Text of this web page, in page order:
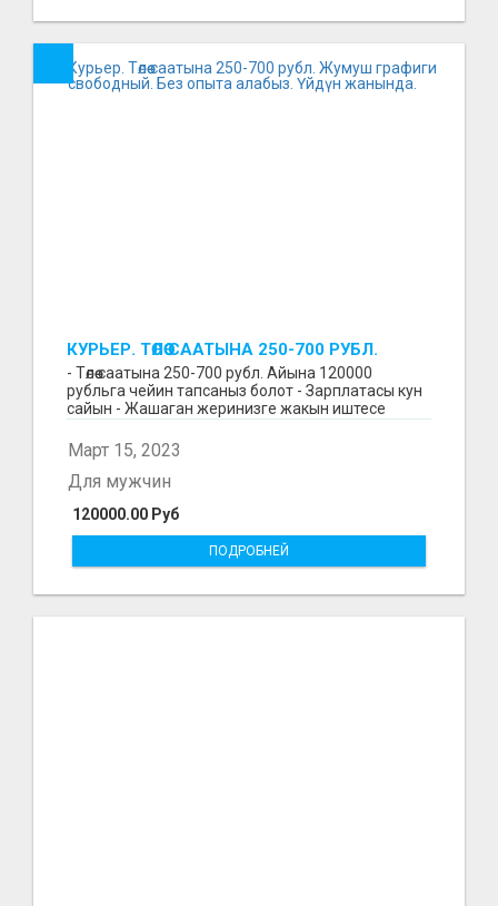
КУРЬЕР. ТӨЛӨӨ СААТЫНА 250-700 РУБЛ.
ЖУМУШ ГРАФИГИ СВОБОДНЫЙ. БЕЗ
ОПЫТА АЛАБЫЗ. ҮЙДҮН ЖАНЫНДА.
- Төлөө саатына 250-700 рубл. Айына 120000
рубльга чейин тапсаныз болот - Зарплатасы кун
сайын - Жашаган жеринизге жакын иштесе
Март 15, 2023
120000.00 Руб
Для мужчин
ПОДРОБНЕЙ